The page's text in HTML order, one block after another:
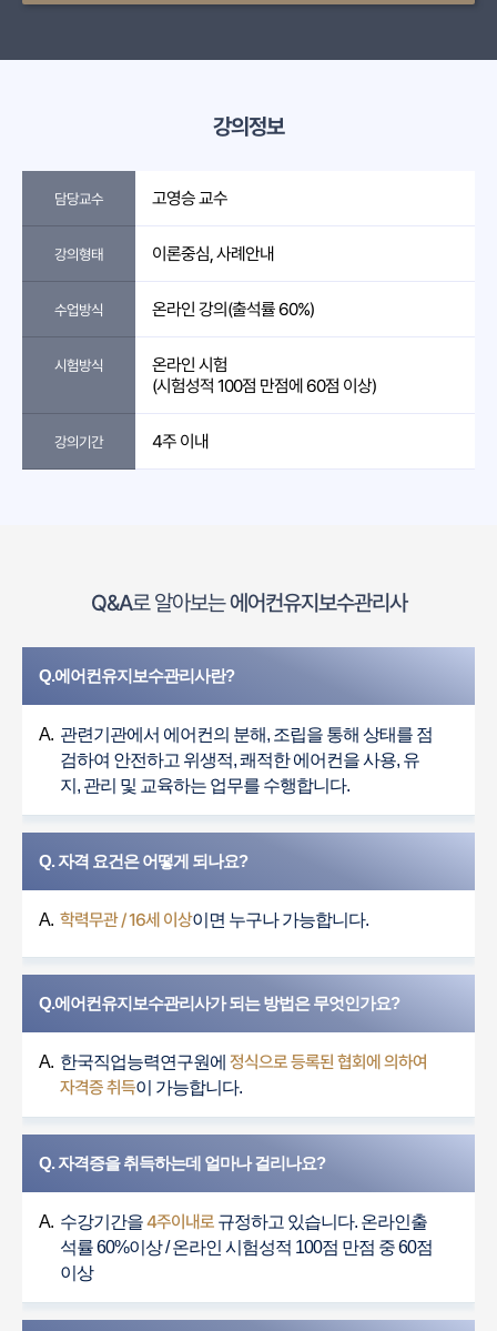
강의정보
담당교수 고영승 교수
강의형태 이론중심, 사례안내
수업방식 온라인 강의(출석률 60%)
시험방식
온라인 시험
(시험성적 100점 만점에 60점 이상)
강의기간 4주 이내
Q&A로 알아보는에어컨유지보수관리사
Q.에어컨유지보수관리사란?
A. 관련기관에서 에어컨의 분해, 조립을 통해 상태를 점
검하여 안전하고 위생적, 쾌적한 에어컨을 사용, 유
지, 관리 및 교육하는 업무를 수행합니다.
Q. 자격 요건은 어떻게 되나요?
A. 학력무관 / 16세 이상이면 누구나 가능합니다.
Q.에어컨유지보수관리사가 되는 방법은 무엇인가요?
A. 한국직업능력연구원에 정식으로 등록된 협회에 의하여
자격증 취득이 가능합니다.
Q. 자격증을 취득하는데 얼마나 걸리나요?
A. 수강기간을4주이내로규정하고 있습니다. 온라인출
석률 60%이상 / 온라인 시험성적 100점 만점 중 60점
이상